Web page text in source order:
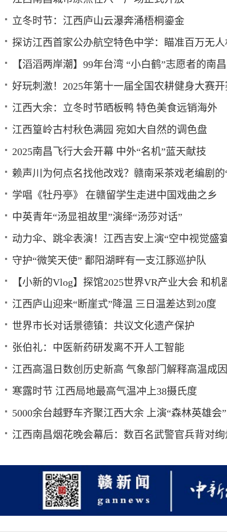
立冬时节：江西庐山云瀑奔涌梧桐鎏金
探访江西首家公办航空特色中学：瞄准百万无
【滔滔两岸潮】99年台湾 “小白鹤”志愿者的南
好玩刺激！2025年第十一届全国农耕健身大赛
江西大余：立冬时节晒板鸭 特色美食远销海外
江西篁岭古村秋色满园 宛如大自然的调色盘
2025南昌飞行大会开幕 中外“名机”蓝天献技
赖声川为何点名找他改戏？赣南采茶戏老编剧的
学唱《牡丹亭》 在赣留学生走进中国戏曲之乡
中英青年“汤显祖故里”演绎“汤莎对话”
动力伞、跳伞表演！江西吉安上演“空中视觉盛
守护“微笑天使” 鄱阳湖畔有一支江豚巡护队
【小新的Vlog】探馆2025世界VR产业大会 和机
江西庐山迎来“断崖式”降温 三日温差达到20度
世界市长对话景德镇：共议文化遗产保护
张伯礼：中医新药研发离不开人工智能
江西高温日数创历史新高 气象部门解释高温成因
寒露时节 江西局地最高气温冲上38摄氏度
5000余台越野车齐聚江西大余 上演“森林英雄会”
江西南昌烟花晚会幕后：数百名武警官兵背对